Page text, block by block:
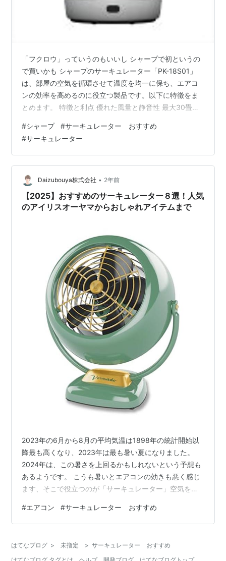
「フクロウ」っていうのもいいし シャープで初というの
で買いかも シャープのサーキュレーター「PK-18S01」
は、部屋の空気を循環させて温度を均一に保ち、エアコ
ンの効率を高めるのに役立つ製品です。以下に特徴をま
とめます。 特徴と利点 優れた風量と静音性 最大30畳ま
は10段階に調整可能。 風量10での風速は5.8m/秒、静音
性も高い。 広範囲の首振り機能 左右首振りは60度/90
度/120度、上下首振りは上60度/下60度/上下140度と可
動域が広い。 部屋干しや大空間の空気循環に便利。 多彩
な運転モード 「連続」「リズム」「おやすみ」「衣…
#シャープ #サーキュレーター おすすめ
#サーキュレーター
Daizubouya株式会社 • 2年前
【2025】おすすめのサーキュレーター８選！人気
のアイリスオーヤマからおしゃれアイテムまで
2023年の6月から8月の平均気温は1898年の統計開始以
降最も高くなり、2023年は最も暑い夏になりました。
2024年は、この暑さを上回るかもしれないという予想も
あるようです。 こうも暑いとエアコンの効きも悪く感じ
ます、そこで役立つのが「サーキュレーター」空気を循
す。また、部屋干しにも活用できますよ。 ただ、最近は
商品数も多くて選ぶのも一苦労という方も多いのではな
強「サーキュレーター」のおすすめをまとめましたので
#エアコン #サーキュレーター おすすめ
はてなブログ > 未指定 > サーキュレーター おすすめ